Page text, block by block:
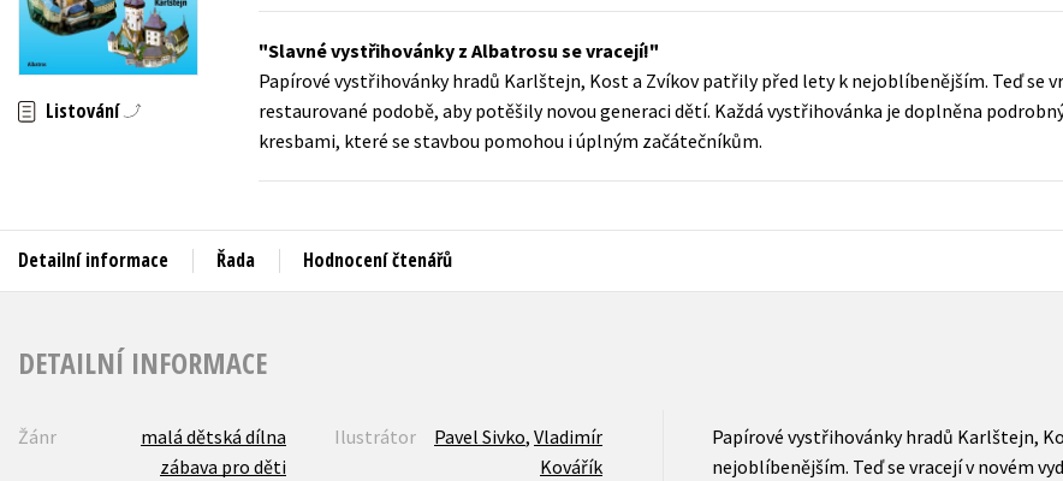
Auto - moto
Beletrie pro děti
Beletrie pro dospělé
Jazyky
Kalendáře
Kariéra a osobní rozvoj
Komiks
Populárně - naučná pro dospělé
Populárně - naučné pro děti
Předškoláci
Příroda a zahrada
Zahraniční literatura
Listování
Slavné vystřihovánky z Albatrosu se vracejí!
Papírové vystřihovánky hradů Karlštejn, Kost a Zvíkov patřily před lety k nejoblíbenějším. Teď se
restaurované podobě, aby potěšily novou generaci dětí. Každá vystřihovánka je doplněna
kresbami, které se stavbou pomohou i úplným začátečníkům.
Detailní informace Řada Hodnocení čtenářů
DETAILNÍ INFORMACE
Žánr
malá dětská dílna
zábava pro děti
Ilustrátor Pavel Sivko, Vladimír
Kovářík
Papírové vystřihovánky hradů Karlštejn,
nejoblíbenějším. Teď se vracejí v novém